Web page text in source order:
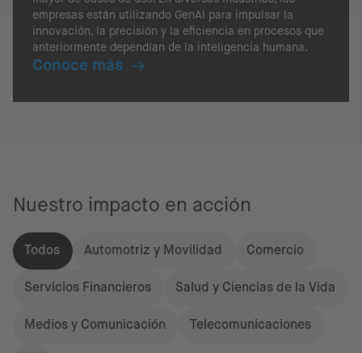
empresas están utilizando GenAI para impulsar la
innovación, la precisión y la eficiencia en procesos que
anteriormente dependían de la inteligencia humana.
Conoce más
Nuestro impacto en acción
Todos Automotriz y Movilidad Comercio
Servicios Financieros Salud y Ciencias de la Vida
Medios y Comunicación Telecomunicaciones